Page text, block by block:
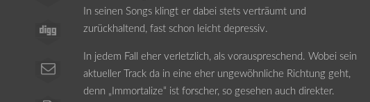
In seinen Songs klingt er dabei stets verträumt und
zurückhaltend, fast schon leicht depressiv.
In jedem Fall eher verletzlich, als vorauspreschend. Wobei sein
aktueller Track da in eine eher ungewöhnliche Richtung geht,
denn „Immortalize“ ist forscher, so gesehen auch direkter.